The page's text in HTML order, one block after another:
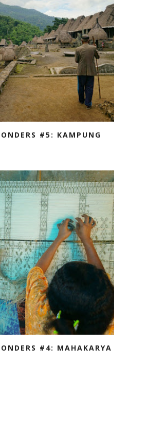
#5: KAMPUNG
#4: MAHAKARYA